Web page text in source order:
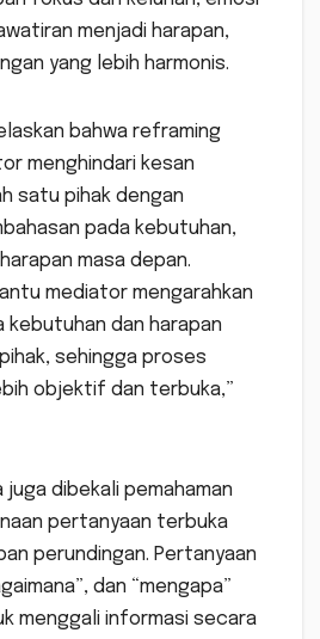
menjadi harapan,
yang lebih harmonis.
bahwa reframing
menghindari kesan
satu pihak dengan
pada kebutuhan,
masa depan.
mediator mengarahkan
kebutuhan dan harapan
sehingga proses
objektif dan terbuka,”
dibekali pemahaman
pertanyaan terbuka
perundingan. Pertanyaan
dan “mengapa”
menggali informasi secara